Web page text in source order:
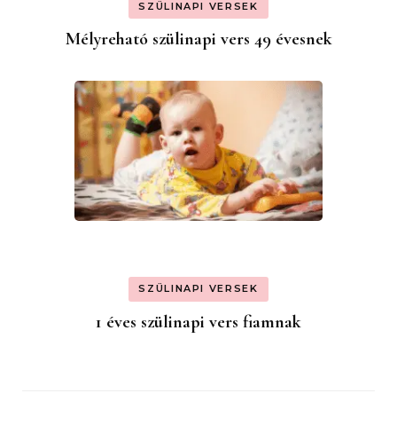
SZÜLINAPI VERSEK
Mélyreható szülinapi vers 49 évesnek
SZÜLINAPI VERSEK
1 éves szülinapi vers fiamnak